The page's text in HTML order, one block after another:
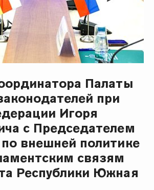
Палаты
при
Игоря
с Председателем
внешней политике
связям
Республики Южная